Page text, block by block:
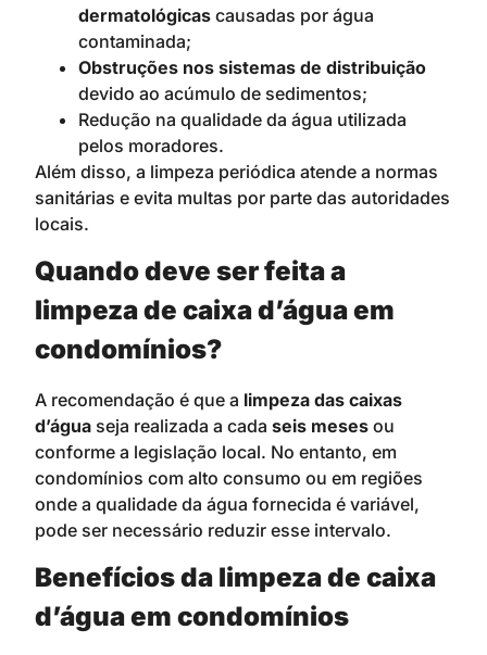
dermatológicas causadas por água
contaminada;
Obstruções nos sistemas de distribuição
devido ao acúmulo de sedimentos;
Redução na qualidade da água utilizada
pelos moradores.
Além disso, a limpeza periódica atende a normas
sanitárias e evita multas por parte das autoridades
locais.
Quando deve ser feita a
limpeza de caixa d’água em
condomínios?
A recomendação é que a limpeza das caixas
d’água seja realizada a cada seis meses ou
conforme a legislação local. No entanto, em
condomínios com alto consumo ou em regiões
onde a qualidade da água fornecida é variável,
pode ser necessário reduzir esse intervalo.
Benefícios da limpeza de caixa
d’água em condomínios